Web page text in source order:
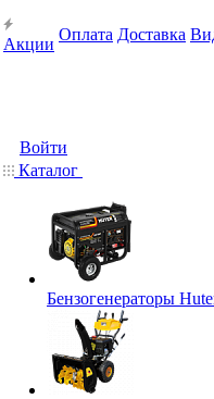
Акции
Оплата Доставка
Войти
Каталог
Бензогенераторы